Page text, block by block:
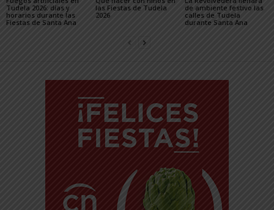
Tudela 2026: días y
horarios durante las
Fiestas de Santa Ana
las Fiestas de Tudela
2026
de ambiente festivo las
calles de Tudela
durante Santa Ana